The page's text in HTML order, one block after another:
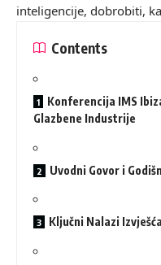
inteligencije, dobrobiti,
Contents
Konferencija IMS
Glazbene Industrije
Uvodni Govor i
Ključni Nalazi